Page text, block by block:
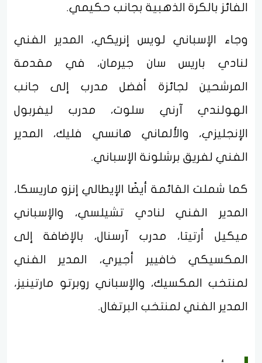
الفائز بالكرة الذهبية بجانب حكيمي.
وجاء الإسباني لويس إنريكي، المدير الفني
لنادي باريس سان جيرمان، في مقدمة
المرشحين لجائزة أفضل مدرب إلى جانب
الهولندي آرني سلوت، مدرب ليفربول
الإنجليزي، والألماني هانسي فليك، المدير
الفني لفريق برشلونة الإسباني.
كما شملت القائمة أيضًا الإيطالي إنزو ماريسكا،
المدير الفني لنادي تشيلسي، والإسباني
ميكيل أرتيتا، مدرب آرسنال، بالإضافة إلى
المكسيكي خافيير أجيري، المدير الفني
لمنتخب المكسيك، والإسباني روبرتو مارتينيز،
المدير الفني لمنتخب البرتغال.